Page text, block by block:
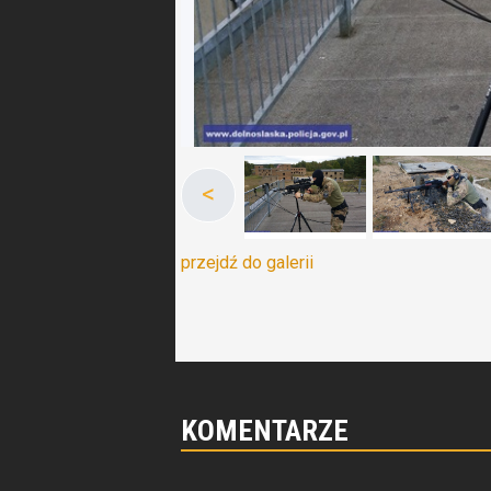
<
przejdź do galerii
KOMENTARZE